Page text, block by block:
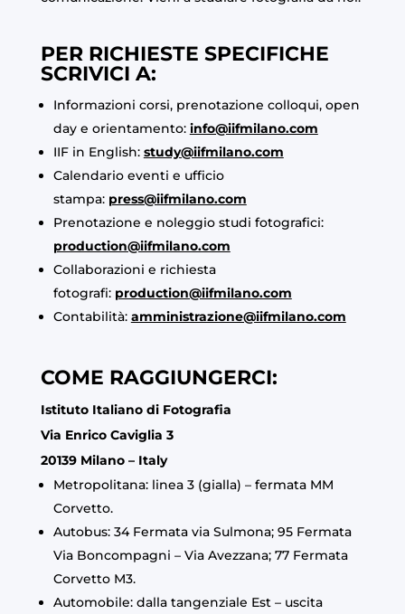
PER RICHIESTE SPECIFICHE
SCRIVICI A:
Informazioni corsi, prenotazione colloqui, open
day e orientamento: info@iifmilano.com
IIF in English: study@iifmilano.com
Calendario eventi e ufficio
stampa: press@iifmilano.com
Prenotazione e noleggio studi fotografici:
production@iifmilano.com
Collaborazioni e richiesta
fotografi: production@iifmilano.com
Contabilità: amministrazione@iifmilano.com
COME RAGGIUNGERCI:
Istituto Italiano di Fotografia
Via Enrico Caviglia 3
20139 Milano – Italy
Metropolitana: linea 3 (gialla) – fermata MM
Corvetto.
Autobus: 34 Fermata via Sulmona; 95 Fermata
Via Boncompagni – Via Avezzana; 77 Fermata
Corvetto M3.
Automobile: dalla tangenziale Est – uscita